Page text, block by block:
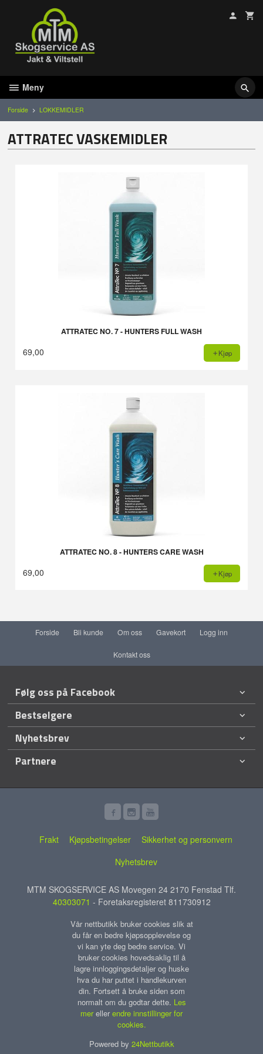
innholdet
Meny
Forside LOKKEMIDLER
ATTRATEC VASKEMIDLER
ATTRATEC NO. 7 - HUNTERS FULL WASH
69,00 Kjøp
ATTRATEC NO. 8 - HUNTERS CARE WASH
69,00 Kjøp
Forside Bli kunde Om oss Gavekort Logg inn
Kontakt oss
Følg oss på Facebook
Bestselgere
Nyhetsbrev
Partnere
Frakt Kjøpsbetingelser
Sikkerhet og personvern
Nyhetsbrev
MTM SKOGSERVICE AS Movegen 24 2170 Fenstad Tlf.
40303071 - Foretaksregisteret 811730912
Vår nettbutikk bruker cookies slik at
du får en bedre kjøpsopplevelse og
vi kan yte deg bedre service. Vi
bruker cookies hovedsaklig til å
lagre innloggingsdetaljer og huske
hva du har puttet i handlekurven
din. Fortsett å bruke siden som
normalt om du godtar dette. Les
mer eller endre innstillinger for
cookies.
Powered by 24Nettbutikk